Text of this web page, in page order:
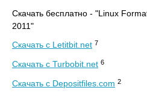
Скачать бесплатно - "Linux
2011"
Скачать с Letitbit.net 7
Скачать с Turbobit.net 6
Скачать с Depositfiles.com 2